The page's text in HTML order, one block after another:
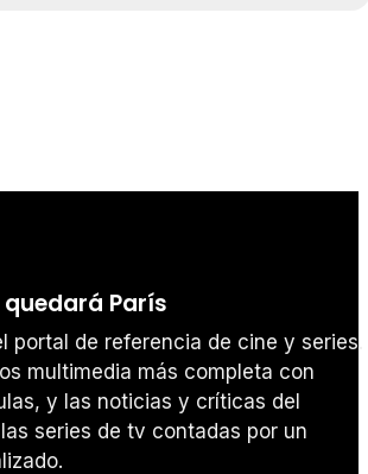
París
portal de referencia de cine y series.
multimedia más completa con
y las noticias y críticas del
series de tv contadas por un